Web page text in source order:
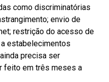
como discriminatórias
envio de
restrição do acesso de
estabelecimentos
precisa ser
feito em três meses a